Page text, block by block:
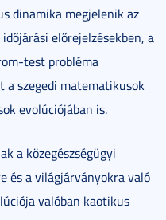
dinamika megjelenik az
előrejelzésekben, a
test probléma
a szegedi matematikusok
evolúciójában is.
a közegészségügyi
és a világjárványokra való
valóban kaotikus